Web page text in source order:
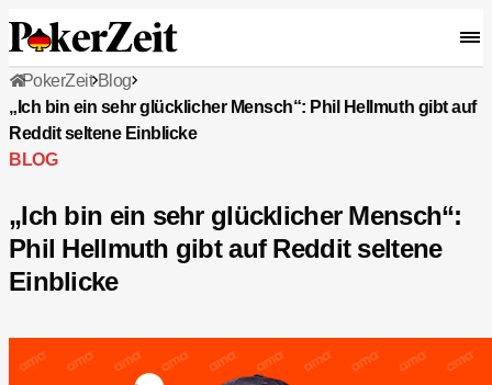
PokerZeit Blog
„Ich bin ein sehr glücklicher Mensch“: Phil Hellmuth gibt auf
Reddit seltene Einblicke
BLOG
„Ich bin ein sehr glücklicher Mensch“:
Phil Hellmuth gibt auf Reddit seltene
Einblicke